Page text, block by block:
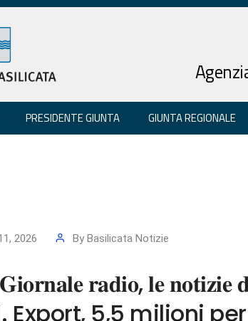
PRESIDENTE GIUNTA GIUNTA REGIONALE
2026 By Basilicata Notizie
𝐫𝐚𝐝𝐢𝐨, 𝐥𝐞 𝐧𝐨𝐭𝐢𝐳𝐢𝐞
Export, 5,5 milioni per